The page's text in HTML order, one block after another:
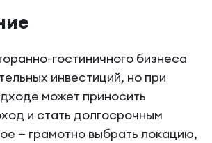
гостиничного бизнеса
инвестиций, но при
может приносить
и стать долгосрочным
— грамотно выбрать локацию,